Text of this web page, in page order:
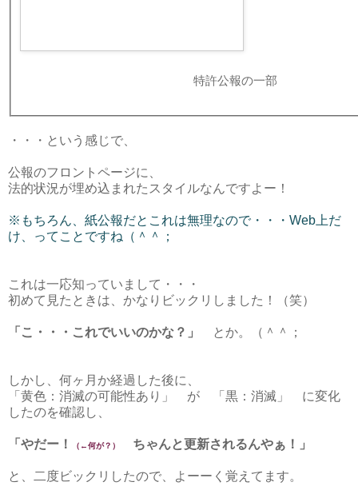
特許公報の一部
・・・という感じで、
公報のフロントページに、
法的状況が埋め込まれたスタイルなんですよー！
※もちろん、紙公報だとこれは無理なので・・・Web上だ
け、ってことですね（＾＾；
これは一応知っていまして・・・
初めて見たときは、かなりビックリしました！（笑）
「こ・・・これでいいのかな？」 とか。（＾＾；
しかし、何ヶ月か経過した後に、
「黄色：消滅の可能性あり」 が 「黒：消滅」 に変化
したのを確認し、
「やだー！ （←何が？） ちゃんと更新されるんやぁ！」
と、二度ビックリしたので、よーーく覚えてます。